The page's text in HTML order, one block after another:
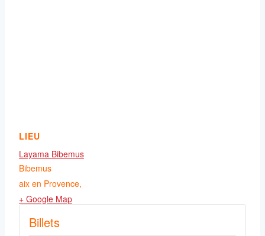
LIEU
Layama Bibemus
Bibemus
aix en Provence,
+ Google Map
Billets